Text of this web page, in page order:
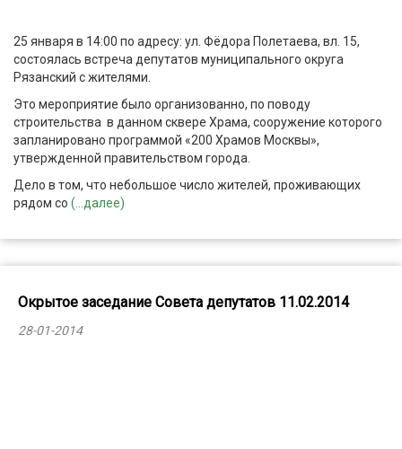
25 января в 14:00 по адресу: ул. Фёдора Полетаева, вл. 15,
состоялась встреча депутатов муниципального округа
Рязанский с жителями.
Это мероприятие было организованно, по поводу
строительства в данном сквере Храма, сооружение которого
запланировано программой «200 Храмов Москвы»,
утвержденной правительством города.
Дело в том, что небольшое число жителей, проживающих
рядом со (...далее)
Окрытое заседание Совета депутатов 11.02.2014
28-01-2014